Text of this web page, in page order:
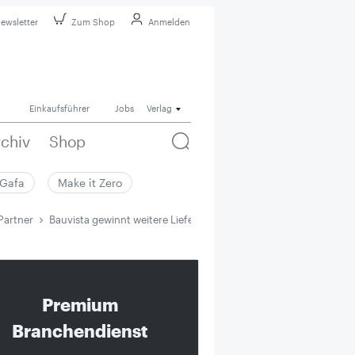
Zum Shop Anmelden
Einkaufsführer Jobs Verlag
Shop
Make it Zero
Bauvista gewinnt weitere Lieferanten als Klima-Partner
Premium
Branchendienst